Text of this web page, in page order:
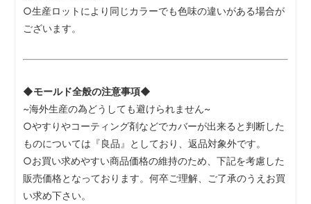
○生産ロットにより同じカラーでも色味の違いがある場合が
ございます。
◆モールド全般の注意事項◆
~海外生産の為どうしても避けられません~
○やすりやコーティング剤などでカバーが出来ると判断した
ものについては『良品』としており、返品対象外です。
○お買い求めやすい商品価格の維持のため、下記を考慮した
販売価格となっております。何卒ご理解、ご了承のうえお買
い求め下さい。